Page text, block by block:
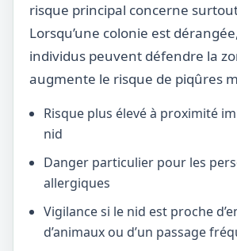
risque principal concerne
Lorsqu’une colonie est
individus peuvent défendre la
augmente le risque de piqûres
Risque plus élevé à proximité
nid
Danger particulier pour les
allergiques
Vigilance si le nid est proche
d’animaux ou d’un passage